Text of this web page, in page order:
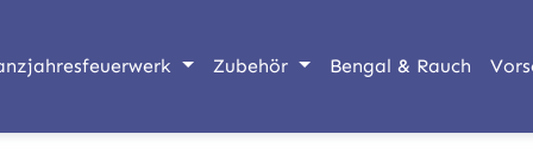
Zubehör Bengal & Rauch